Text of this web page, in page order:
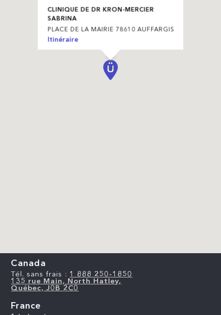
CLINIQUE DE DR KRON-MERCIER
SABRINA
PLACE DE LA MAIRIE 78610 AUFFARGIS
Itinéraire
Canada
Tél. sans frais : 1 888 250-1850
135 rue Main, North Hatley,
Québec, J0B 2C0
France